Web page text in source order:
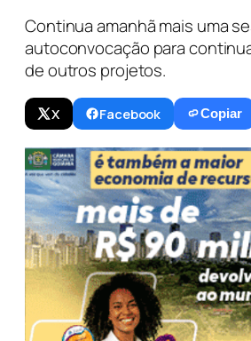
X Facebook Copiar
Continua amanhã mais uma
autoconvocação para
de outros projetos.